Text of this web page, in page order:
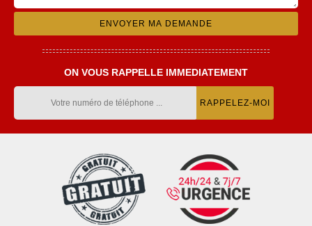
ON VOUS RAPPELLE IMMEDIATEMENT